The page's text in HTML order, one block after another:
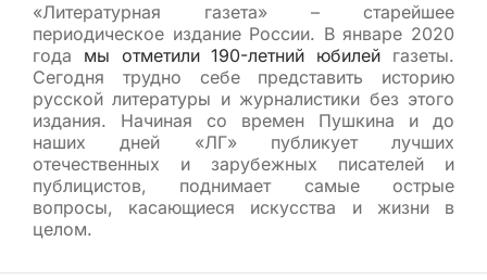
«Литературная газета» – старейшее
периодическое издание России. В январе 2020
года мы отметили 190-летний юбилей газеты.
Сегодня трудно себе представить историю
русской литературы и журналистики без этого
издания. Начиная со времен Пушкина и до
наших дней «ЛГ» публикует лучших
отечественных и зарубежных писателей и
публицистов, поднимает самые острые
вопросы, касающиеся искусства и жизни в
целом.